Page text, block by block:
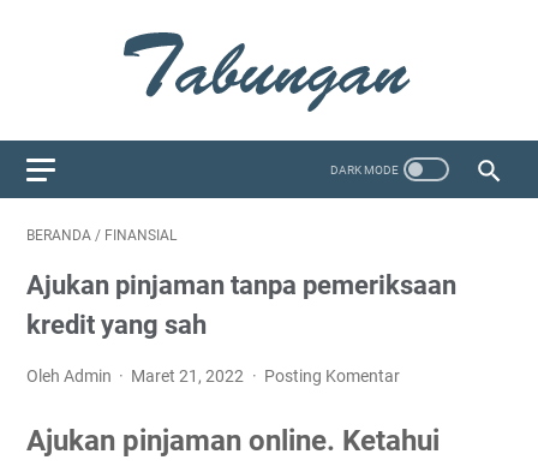
BERANDA / FINANSIAL
Ajukan pinjaman tanpa pemeriksaan
kredit yang sah
Oleh Admin Maret 21, 2022 Posting Komentar
Ajukan pinjaman online. Ketahui